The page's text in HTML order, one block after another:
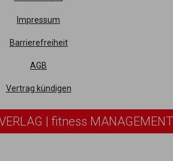
Impressum
Barrierefreiheit
AGB
Vertrag kündigen
| fitness MANAGEMENT